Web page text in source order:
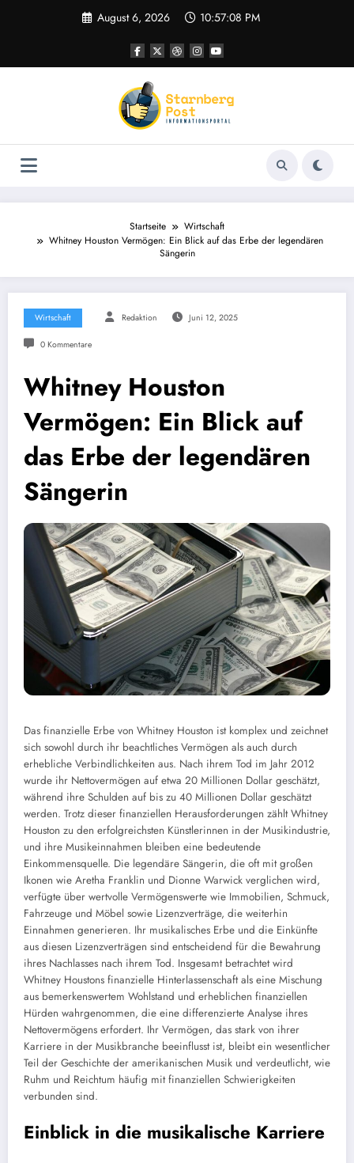
August 6, 2026 10:57:09 PM
Startseite
Wirtschaft
Whitney Houston Vermögen: Ein Blick auf das Erbe der legendären
Sängerin
Wirtschaft Redaktion Juni 12, 2025
0 Kommentare
Whitney Houston
Vermögen: Ein Blick auf
das Erbe der legendären
Sängerin
Das finanzielle Erbe von Whitney Houston ist komplex und zeichnet
sich sowohl durch ihr beachtliches Vermögen als auch durch
erhebliche Verbindlichkeiten aus. Nach ihrem Tod im Jahr 2012
wurde ihr Nettovermögen auf etwa 20 Millionen Dollar geschätzt,
während ihre Schulden auf bis zu 40 Millionen Dollar geschätzt
werden. Trotz dieser finanziellen Herausforderungen zählt Whitney
Houston zu den erfolgreichsten Künstlerinnen in der Musikindustrie,
und ihre Musikeinnahmen bleiben eine bedeutende
Einkommensquelle. Die legendäre Sängerin, die oft mit großen
Ikonen wie Aretha Franklin und Dionne Warwick verglichen wird,
verfügte über wertvolle Vermögenswerte wie Immobilien, Schmuck,
Fahrzeuge und Möbel sowie Lizenzverträge, die weiterhin
Einnahmen generieren. Ihr musikalisches Erbe und die Einkünfte
aus diesen Lizenzverträgen sind entscheidend für die Bewahrung
ihres Nachlasses nach ihrem Tod. Insgesamt betrachtet wird
Whitney Houstons finanzielle Hinterlassenschaft als eine Mischung
aus bemerkenswertem Wohlstand und erheblichen finanziellen
Hürden wahrgenommen, die eine differenzierte Analyse ihres
Nettovermögens erfordert. Ihr Vermögen, das stark von ihrer
Karriere in der Musikbranche beeinflusst ist, bleibt ein wesentlicher
Teil der Geschichte der amerikanischen Musik und verdeutlicht, wie
Ruhm und Reichtum häufig mit finanziellen Schwierigkeiten
verbunden sind.
Einblick in die musikalische Karriere